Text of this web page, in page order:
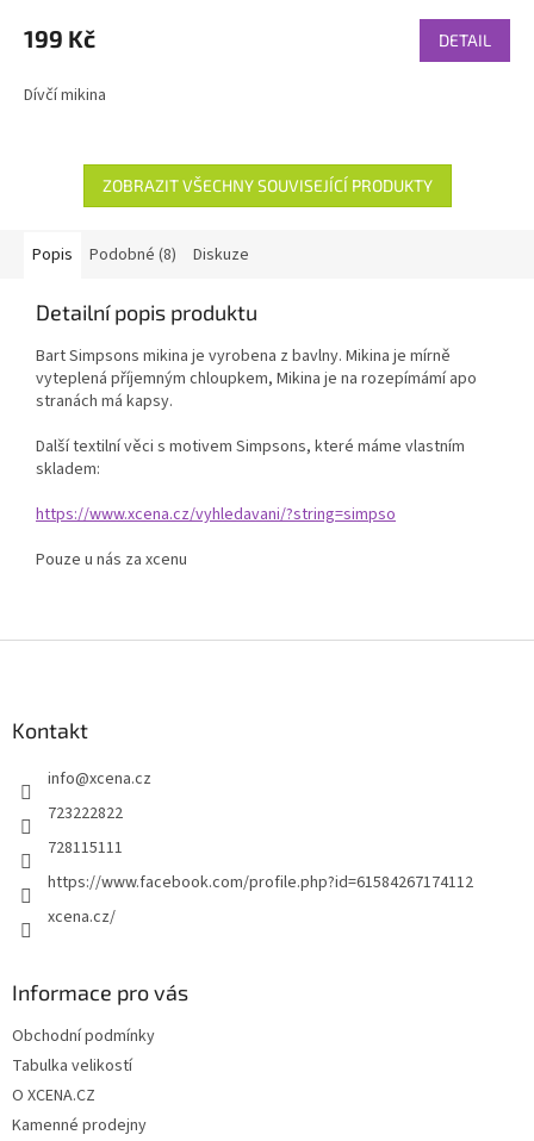
199 Kč DETAIL
Dívčí mikina
ZOBRAZIT VŠECHNY SOUVISEJÍCÍ PRODUKTY
Popis Podobné (8) Diskuze
Detailní popis produktu
Bart Simpsons mikina je vyrobena z bavlny. Mikina je mírně
vyteplená příjemným chloupkem, Mikina je na rozepímámí apo
stranách má kapsy.
Další textilní věci s motivem Simpsons, které máme vlastním
skladem:
https://www.xcena.cz/vyhledavani/?string=simpso
Pouze u nás za xcenu
Kontakt
info@xcena.cz
723222822
728115111
https://www.facebook.com/profile.php?id=61584267174112
xcena.cz/
Informace pro vás
Obchodní podmínky
Tabulka velikostí
O XCENA.CZ
Kamenné prodejny